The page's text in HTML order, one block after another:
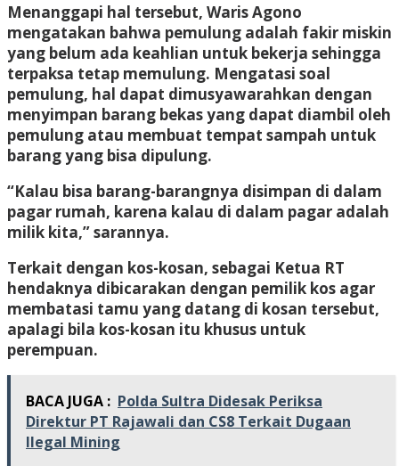
Menanggapi hal tersebut, Waris Agono
mengatakan bahwa pemulung adalah fakir miskin
yang belum ada keahlian untuk bekerja sehingga
terpaksa tetap memulung. Mengatasi soal
pemulung, hal dapat dimusyawarahkan dengan
menyimpan barang bekas yang dapat diambil oleh
pemulung atau membuat tempat sampah untuk
barang yang bisa dipulung.
“Kalau bisa barang-barangnya disimpan di dalam
pagar rumah, karena kalau di dalam pagar adalah
milik kita,” sarannya.
Terkait dengan kos-kosan, sebagai Ketua RT
hendaknya dibicarakan dengan pemilik kos agar
membatasi tamu yang datang di kosan tersebut,
apalagi bila kos-kosan itu khusus untuk
perempuan.
BACA JUGA : Polda Sultra Didesak Periksa
Direktur PT Rajawali dan CS8 Terkait Dugaan
Ilegal Mining